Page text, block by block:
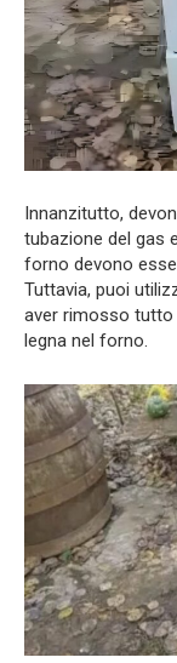
Innanzitutto,
tubazione del gas
forno devono
Tuttavia, puoi
aver rimosso tutto
legna nel forno.